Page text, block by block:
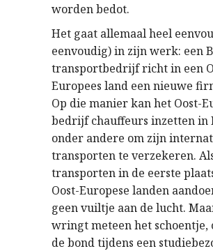
worden bedot.
Het gaat allemaal heel
eenvoudig) in zijn werk: een
transportbedrijf richt in een
Europees land een nieuwe
Op die manier kan het Oost-
bedrijf chauffeurs inzetten in
onder andere om zijn
transporten te verzekeren.
transporten in de eerste
Oost-Europese landen
geen vuiltje aan de lucht.
wringt meteen het schoentje,
de bond tijdens een